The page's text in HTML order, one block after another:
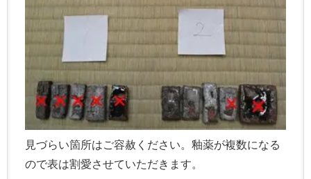
見づらい箇所はご容赦ください。釉薬が複数になる
ので表は割愛させていただきます。